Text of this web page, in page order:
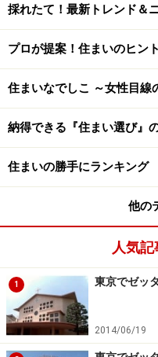
採れたて！最新トレンド＆
プロが提案！住まいのヒント
住まいなでしこ ～女性目線
納得できる『住まい選び』
住まいの勝手にランキング
他の
人気
1 東京でゼッ
2014/06/19